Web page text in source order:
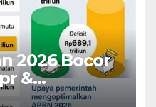
2026 Bocor
&
Argumen